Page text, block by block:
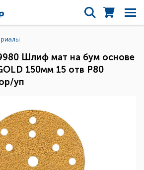
Шлиф мат на бум основе
150мм 15 отв P80
уп